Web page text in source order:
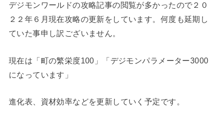
デジモンワールドの攻略記事の閲覧が多かったので２０
２２年６月現在攻略の更新をしています。何度も延期し
ていた事申し訳ございません。
現在は「町の繁栄度100」「デジモンパラメーター3000
になっています」
進化表、資材効率などを更新していく予定です。